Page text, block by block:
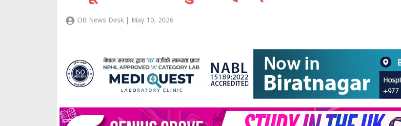
OB News Desk | May 10, 2026